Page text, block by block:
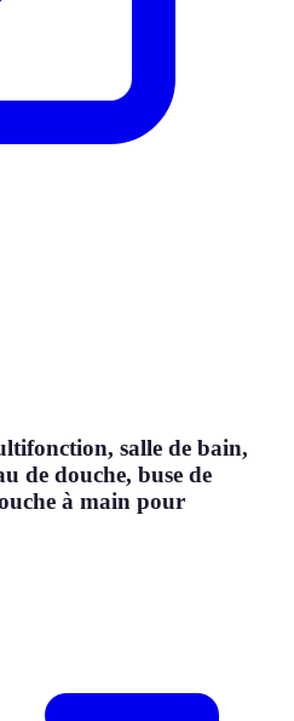
salle de bain,
de douche, buse de
à main pour